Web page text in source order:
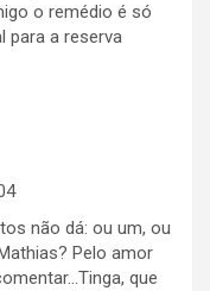
o remédio é só
para a reserva
não dá: ou um, ou
Pelo amor
que